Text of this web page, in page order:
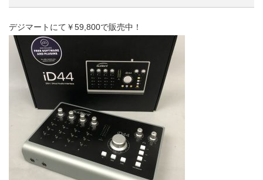
デジマートにて￥59,800で販売中！